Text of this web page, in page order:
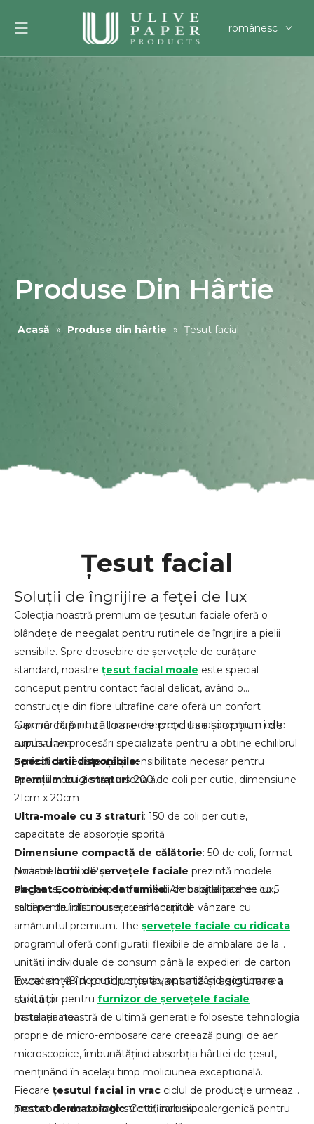
românesc
한국어
Produse Din Hârtie
Acasă » Produse din hârtie » Țesut facial
Țesut facial
Soluții de îngrijire a feței de lux
Colecția noastră premium de țesuturi faciale oferă o
blândețe de neegalat pentru rutinele de îngrijire a pielii
sensibile. Spre deosebire de șervețele de curățare
standard, noastre țesut facial moale este special
conceput pentru contact facial delicat, având o
construcție din fibre ultrafine care oferă un confort
superior fără iritații. Fiecare șervețel facial premium este
supus unei procesări specializate pentru a obține echilibrul
perfect de rezistență și sensibilitate necesar pentru
aplicațiile de igienă personală.
Gamă cuprinzătoare de produse și opțiuni de
ambalare
Specificatii disponibile:
Premium cu 2 straturi: 200 de coli per cutie, dimensiune
21cm x 20cm
Ultra-moale cu 3 straturi: 150 de coli per cutie,
capacitate de absorbție sporită
Dimensiune compactă de călătorie: 50 de coli, format
portabil 15cm x 12cm
Pachet Economie de familie: Ambalaj la pachet cu 5
cutii pentru distribuția cu amănuntul
Noastrecutii de șervețele faciale prezintă modele
elegante, potrivite pentru medii de ospitalitate de lux,
saloane de înfrumusețare și locații de vânzare cu
amănuntul premium. The șervețele faciale cu ridicata
programul oferă configurații flexibile de ambalare de la
unități individuale de consum până la expedieri de carton
în vrac de 48 de cutii per cutie, optimizând gestionarea
stocurilor pentru furnizor de șervețele faciale
parteneriate.
Excelență în producție avansată și asigurare a
calității
Instalația noastră de ultimă generație folosește tehnologia
proprie de micro-embosare care creează pungi de aer
microscopice, îmbunătățind absorbția hârtiei de țesut,
menținând în același timp moliciunea excepțională.
Fiecare țesutul facial în vrac ciclul de producție urmează
protocoale de calitate stricte, inclusiv:
Testat dermatologic: Certificare hipoalergenică pentru